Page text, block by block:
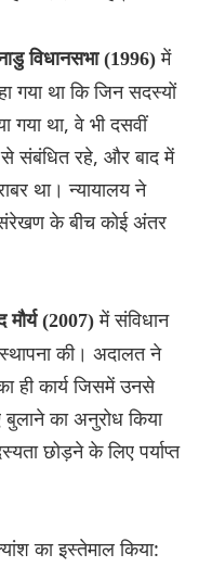
विधानसभा (1996)में
गया था कि जिन सदस्यों
गया था, वे भी दसवीं
से संबंधित रहे, और बाद में
था। न्यायालय ने
के बीच कोई अंतर
मौर्य (2007)में संविधान
की। अदालत ने
ही कार्य जिसमें उनसे
बुलाने का अनुरोध किया
छोड़ने के लिए पर्याप्त
का इस्तेमाल किया: